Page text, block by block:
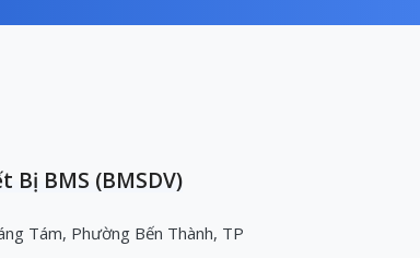
Bị BMS (BMSDV)
Tám, Phường Bến Thành, TP